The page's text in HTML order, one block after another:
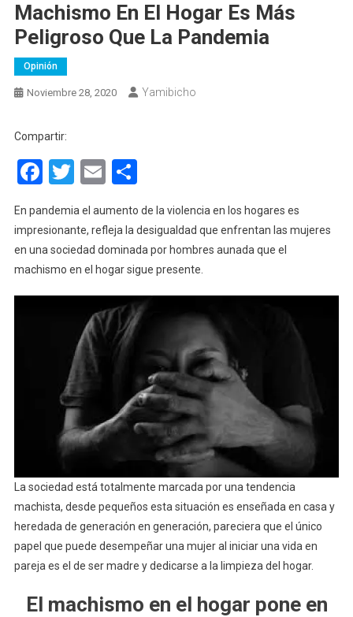
Machismo En El Hogar Es Más
Peligroso Que La Pandemia
Opinión
Noviembre 28, 2020 Yamibicho
Compartir:
Facebook
Twitter
EmailCompartir
En pandemia el aumento de la violencia en los hogares es
impresionante, refleja la desigualdad que enfrentan las mujeres
en una sociedad dominada por hombres aunada que el
machismo en el hogar sigue presente.
La sociedad está totalmente marcada por una tendencia
machista, desde pequeños esta situación es enseñada en casa y
heredada de generación en generación, pareciera que el único
papel que puede desempeñar una mujer al iniciar una vida en
pareja es el de ser madre y dedicarse a la limpieza del hogar.
El machismo en el hogar pone en